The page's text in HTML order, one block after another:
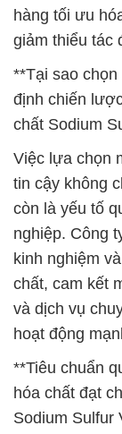
hàng tối ưu
giảm thiểu tác
**Tại sao
định chiến
chất Sodium
Việc lựa chọn
tin cậy không
còn là yếu tố
nghiệp. Công
kinh nghiệm
chất, cam kết
và dịch vụ
hoạt động
**Tiêu chuẩn
hóa chất đạt
Sodium Sulfur